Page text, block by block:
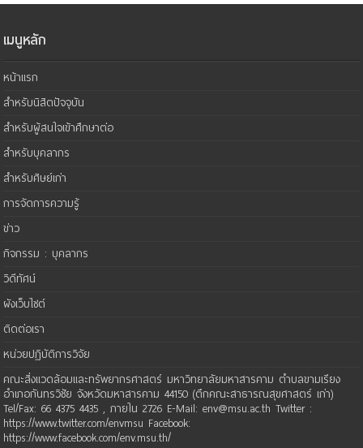
เมนูหลัก
หน้าแรก
สำหรับนิสิตปัจจุบัน
สำหรับผู้สนใจเข้าศึกษาต่อ
สำหรับบุคลากร
สำหรับศิษย์เก่า
การจัดการความรู้
ข่าว
กิจกรรม : บุคลากร
วิดีทัศน์
ผังเว็บไซต์
ติดต่อเรา
หน่วยปฏิบัติการวิจัย
คณะสิ่งแวดล้อมและทรัพยากรศาสตร์ มหาวิทยาลัยมหาสารคาม ตำบลขามเรียง
อำเภอกันทรวิชัย จังหวัดมหาสารคาม 44150 (ตึกคณะสาธารณสุขศาสตร์ เก่า)
Tel/Fax: 66 4375 4435 , ภายใน 2726 E-Mail: env@msu.ac.th Twitter :
https://www.twitter.com/envmsu Facebook:
https://www.facebook.com/env.msu.th/